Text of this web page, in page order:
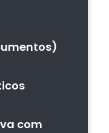
com